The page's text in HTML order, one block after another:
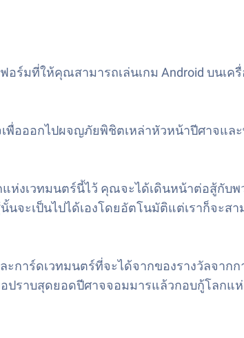
ร์มที่ให้คุณสามารถเล่นเกม Android บนเครื่
พื่อออกไปผจญภัยพิชิตเหล่าหัวหน้าปีศาจแล
ห่งเวทมนตร์นี้ไว้ คุณจะได้เดินหน้าต่อสู้กับ
จะเป็นไปได้เองโดยอัตโนมัติแต่เราก็จะส
การ์ดเวทมนตร์ที่จะได้จากของรางวัลจาก
ปราบสุดยอดปีศาจจอมมารแล้วกอบกู้โลกแ